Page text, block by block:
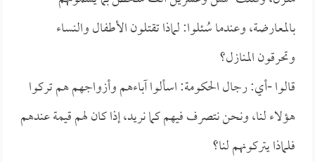
بالمعارضة، وعندما سُئلوا: لماذا تقتلون الأطفال والنساء
وتحرقون المنازل؟
قالوا -أي: رجال الحكومة: اسألوا آباءهم وأزواجهم هم تركوا
هؤلاء لنا، ونحن نتصرف فيهم كما نريد، إذا كان لهم قيمة عندهم
فلماذا يتركونهم لنا؟